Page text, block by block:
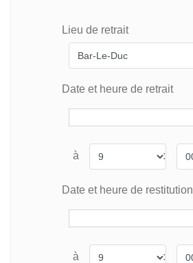
Lieu de retrait
Date et heure de retrait
à :
Date et heure de restitution
à :